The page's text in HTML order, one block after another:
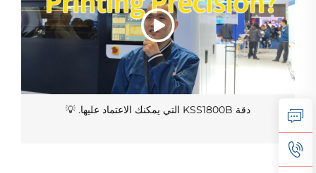
دقة KSS1800B التي يمكنك الاعتماد عليها. 💡